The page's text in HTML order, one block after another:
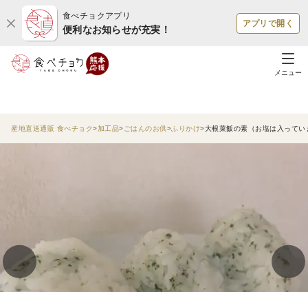
食べチョクアプリ
便利なお知らせが充実！
アプリで開く
メニュー
産地直送通販 食べチョク 加工品 ごはんのお供 ふりかけ 大根菜飯の素（お塩は入って